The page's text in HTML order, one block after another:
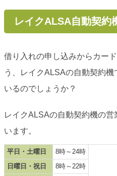
レイクALSA自動契約
借り入れの申し込みからカー
う、レイクALSAの自動契約
いるのでしょうか？
レイクALSAの自動契約機の
います。
平日・土曜日
8時～24時
日曜日・祝日
8時～22時